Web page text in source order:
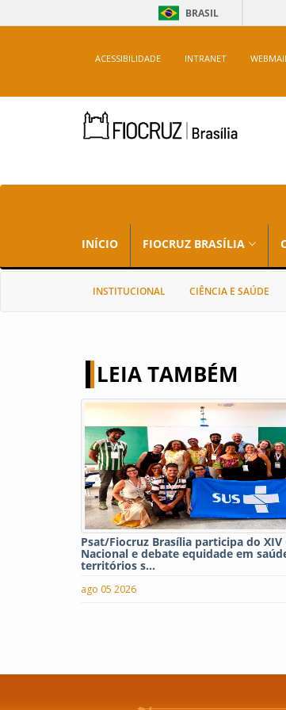
BRASIL
ACESSIBILIDADE INTRANET
INÍCIO FIOCRUZ BRASÍLIA
INSTITUCIONAL CIÊNCIA E SAÚDE
LEIA TAMBÉM
Psat/Fiocruz Brasília participa do XIV
Nacional e debate equidade em
territórios s...
ago 05 2026